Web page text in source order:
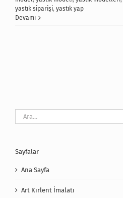
yastık siparişi, yastık yap
Devamı
Ara:
Sayfalar
Ana Sayfa
Art Kırlent İmalatı